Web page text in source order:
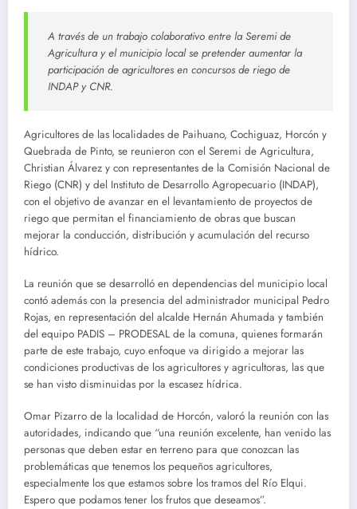
A través de un trabajo colaborativo entre la Seremi de
Agricultura y el municipio local se pretender aumentar la
participación de agricultores en concursos de riego de
INDAP y CNR.
Agricultores de las localidades de Paihuano, Cochiguaz, Horcón y
Quebrada de Pinto, se reunieron con el Seremi de Agricultura,
Christian Álvarez y con representantes de la Comisión Nacional de
Riego (CNR) y del Instituto de Desarrollo Agropecuario (INDAP),
con el objetivo de avanzar en el levantamiento de proyectos de
riego que permitan el financiamiento de obras que buscan
mejorar la conducción, distribución y acumulación del recurso
hídrico.
La reunión que se desarrolló en dependencias del municipio local
contó además con la presencia del administrador municipal Pedro
Rojas, en representación del alcalde Hernán Ahumada y también
del equipo PADIS – PRODESAL de la comuna, quienes formarán
parte de este trabajo, cuyo enfoque va dirigido a mejorar las
condiciones productivas de los agricultores y agricultoras, las que
se han visto disminuidas por la escasez hídrica.
Omar Pizarro de la localidad de Horcón, valoró la reunión con las
autoridades, indicando que “una reunión excelente, han venido las
personas que deben estar en terreno para que conozcan las
problemáticas que tenemos los pequeños agricultores,
especialmente los que estamos sobre los tramos del Río Elqui.
Espero que podamos tener los frutos que deseamos”.